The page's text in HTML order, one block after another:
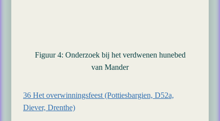
Figuur 4: Onderzoek bij het verdwenen hunebed
van Mander
36 Het overwinningsfeest (Pottiesbargien, D52a,
Diever, Drenthe)